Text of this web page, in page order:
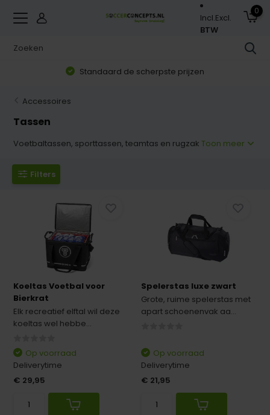
Incl.Excl.
BTW
0
Standaard de scherpste prijzen
Accessoires
Tassen
Voetbaltassen, sporttassen, teamtas en rugzakToon meer
Filters
Koeltas Voetbal voor
Bierkrat
Elk recreatief elftal wil deze
koeltas wel hebbe...
Op voorraad
Deliverytime
€ 29,95
Spelerstas luxe zwart
Grote, ruime spelerstas met
apart schoenenvak aa...
Op voorraad
Deliverytime
€ 21,95